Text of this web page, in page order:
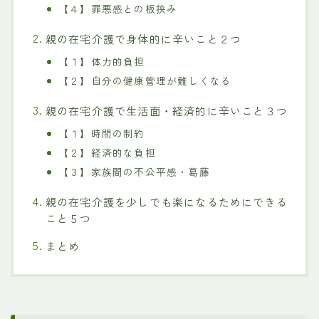
【４】罪悪感との板挟み
親の在宅介護で身体的に辛いこと２つ
【１】体力的負担
【２】自分の健康管理が難しくなる
親の在宅介護で生活面・経済的に辛いこと３つ
【１】時間の制約
【２】経済的な負担
【３】家族間の不公平感・葛藤
親の在宅介護を少しでも楽になるためにできる
こと５つ
まとめ